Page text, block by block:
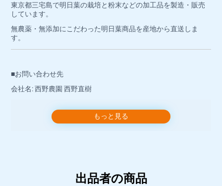
東京都三宅島で明日葉の栽培と粉末などの加工品を製造・販売
しています。
無農薬・無添加にこだわった明日葉商品を産地から直送しま
す。
■お問い合わせ先
会社名: 西野農園 西野直樹
代表者: 西野直樹
お問い合わせには、営業時間内にショップより返信いたしま
もっと見る
出品者の商品